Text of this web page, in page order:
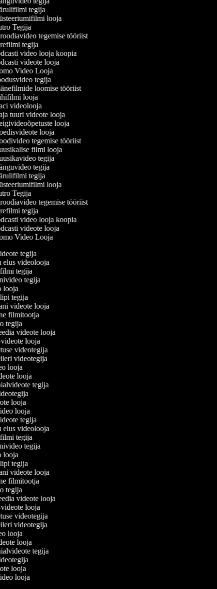
tegija
looja
Tegija
tegemise tööriist
tegija
video looja koopia
videote looja
Video Looja
tegija
loomise tööriist
looja
videolooja
tuuri videote looja
looja
looja
tegemise tööriist
filmi looja
tegija
tegija
tegija
looja
Tegija
tegemise tööriist
tegija
video looja koopia
videote looja
Video Looja
tegija
elus videolooja
filmi tegija
tegija
looja
tegija
videote looja
filmitootja
tegija
videote looja
videote looja
videotegija
videotegija
looja
looja
tegija
looja
looja
tegija
elus videolooja
filmi tegija
tegija
looja
tegija
videote looja
filmitootja
tegija
videote looja
videote looja
videotegija
videotegija
looja
looja
tegija
looja
looja